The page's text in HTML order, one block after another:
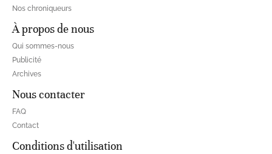
Nos chroniqueurs
À propos de nous
Qui sommes-nous
Publicité
Archives
Nous contacter
FAQ
Contact
Conditions d'utilisation